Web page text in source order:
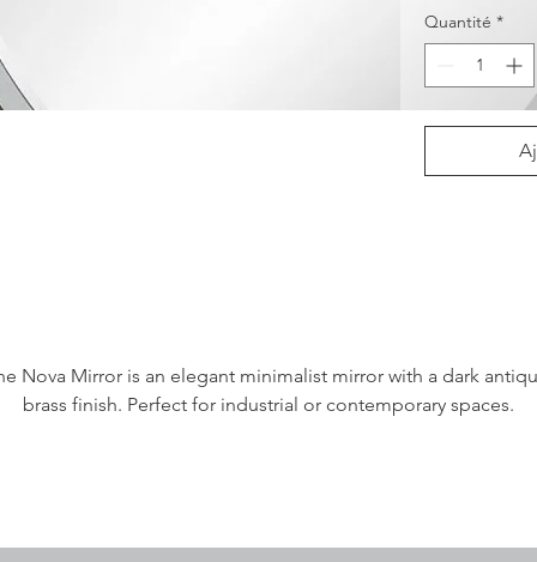
Quantité *
Nova Mirror is an elegant minimalist mirror with a dark
brass finish. Perfect for industrial or contemporary spaces.